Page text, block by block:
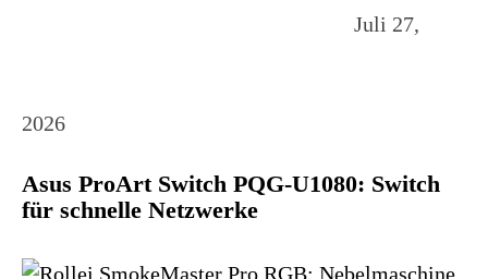
Juli 27,
2026
Asus ProArt Switch PQG-U1080: Switch
für schnelle Netzwerke